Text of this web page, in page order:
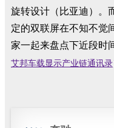
旋转设计（比亚迪）。
定的双联屏在不知不觉
家一起来盘点下近段时
艾邦车载显示产业链通讯录